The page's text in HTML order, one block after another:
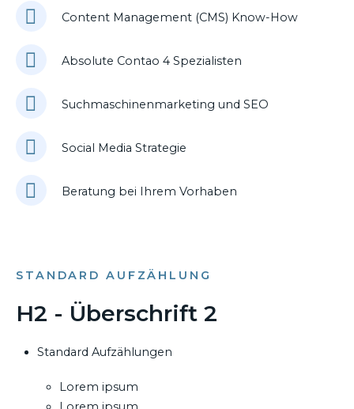
Content Management (CMS) Know-How
Absolute Contao 4 Spezialisten
Suchmaschinenmarketing und SEO
Social Media Strategie
Beratung bei Ihrem Vorhaben
STANDARD AUFZÄHLUNG
H2 - Überschrift 2
Standard Aufzählungen
Lorem ipsum